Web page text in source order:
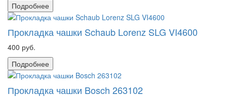
Подробнее
Прокладка чашки Schaub Lorenz SLG VI4600
400 руб.
Подробнее
Прокладка чашки Bosch 263102